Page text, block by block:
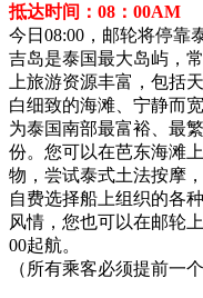
抵达时间：08：
今日08:00，邮轮将停
吉岛是泰国最大岛屿，
上旅游资源丰富，包括
白细致的海滩、宁静而
为泰国南部最富裕、最
份。您可以在芭东海滩
物，尝试泰式土法按摩
自费选择船上组织的各
风情，您也可以在邮轮
00起航。
（所有乘客必须提前一